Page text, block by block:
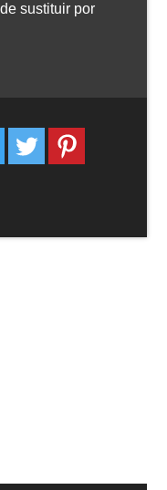
sustituir por